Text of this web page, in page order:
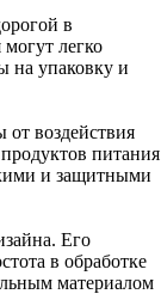
в
легко
на упаковку и
воздействия
питания
и защитными
Его
в обработке
материалом